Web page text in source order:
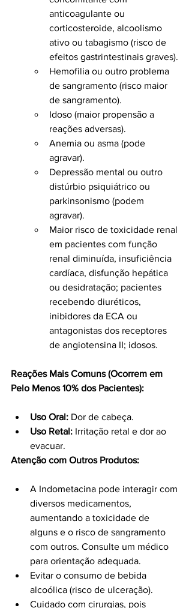
anticoagulante ou
corticosteroide, alcoolismo
ativo ou tabagismo (risco de
efeitos gastrintestinais graves).
Hemofilia ou outro problema
de sangramento (risco maior
de sangramento).
Idoso (maior propensão a
reações adversas).
Anemia ou asma (pode
agravar).
Depressão mental ou outro
distúrbio psiquiátrico ou
parkinsonismo (podem
agravar).
Maior risco de toxicidade renal
em pacientes com função
renal diminuída, insuficiência
cardíaca, disfunção hepática
ou desidratação; pacientes
recebendo diuréticos,
inibidores da ECA ou
antagonistas dos receptores
de angiotensina II; idosos.
Reações Mais Comuns (Ocorrem em
Pelo Menos 10% dos Pacientes):
Uso Oral: Dor de cabeça.
Uso Retal: Irritação retal e dor ao
evacuar.
Atenção com Outros Produtos:
A Indometacina pode interagir com
diversos medicamentos,
aumentando a toxicidade de
alguns e o risco de sangramento
com outros. Consulte um médico
para orientação adequada.
Evitar o consumo de bebida
alcoólica (risco de ulceração).
Cuidado com cirurgias, pois